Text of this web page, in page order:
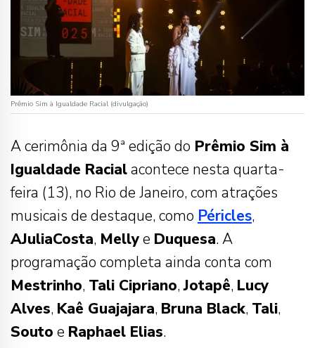
Prêmio Sim à Igualdade Racial (divulgação)
A cerimônia da 9ª edição do Prêmio Sim à
Igualdade Racialacontece nesta quarta-
feira (13), no Rio de Janeiro, com atrações
musicais de destaque, como Péricles,
AJuliaCosta, Mellye Duquesa. A
programação completa ainda conta com
Mestrinho, Tali Cipriano,Jotapê, Lucy
Alves, Kaê Guajajara, Bruna Black, Tali,
Souto e Raphael Elias.